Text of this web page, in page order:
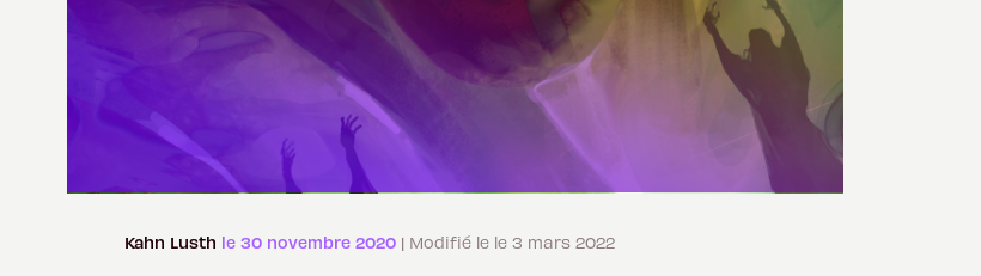
Kahn Lusth le 30 novembre 2020 | Modifié le le 3 mars 2022